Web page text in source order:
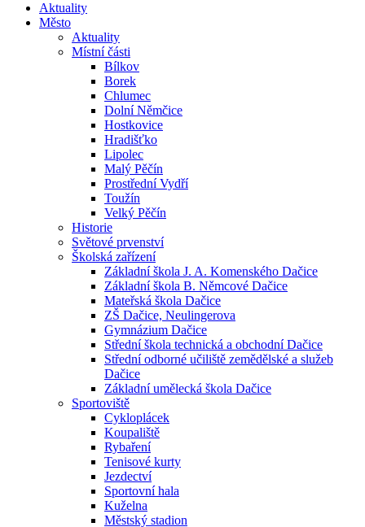
Aktuality
Město
Aktuality
Místní části
Bílkov
Borek
Chlumec
Dolní Němčice
Hostkovice
Hradišťko
Lipolec
Malý Pěčín
Prostřední Vydří
Toužín
Velký Pěčín
Historie
Světové prvenství
Školská zařízení
Základní škola J. A. Komenského Dačice
Základní škola B. Němcové Dačice
Mateřská škola Dačice
ZŠ Dačice, Neulingerova
Gymnázium Dačice
Střední škola technická a obchodní Dačice
Střední odborné učiliště zemědělské a služeb
Dačice
Základní umělecká škola Dačice
Sportoviště
Cykloplácek
Koupaliště
Rybaření
Tenisové kurty
Jezdectví
Sportovní hala
Kuželna
Městský stadion